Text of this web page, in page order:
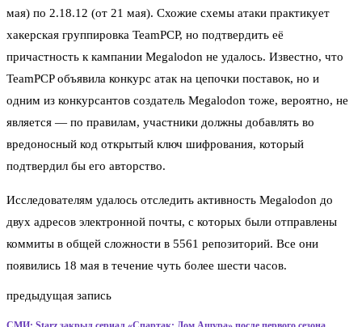
мая) по 2.18.12 (от 21 мая). Схожие схемы атаки практикует
хакерская группировка TeamPCP, но подтвердить её
причастность к кампании Megalodon не удалось. Известно, что
TeamPCP объявила конкурс атак на цепочки поставок, но и
одним из конкурсантов создатель Megalodon тоже, вероятно, не
является — по правилам, участники должны добавлять во
вредоносный код открытый ключ шифрования, который
подтвердил бы его авторство.
Исследователям удалось отследить активность Megalodon до
двух адресов электронной почты, с которых были отправлены
коммиты в общей сложности в 5561 репозиторий. Все они
появились 18 мая в течение чуть более шести часов.
предыдущая запись